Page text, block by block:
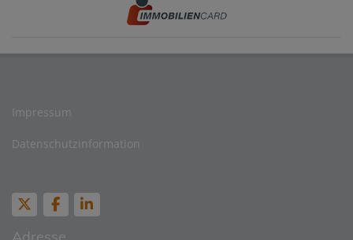
Impressum
Datenschutzinformation
Adresse